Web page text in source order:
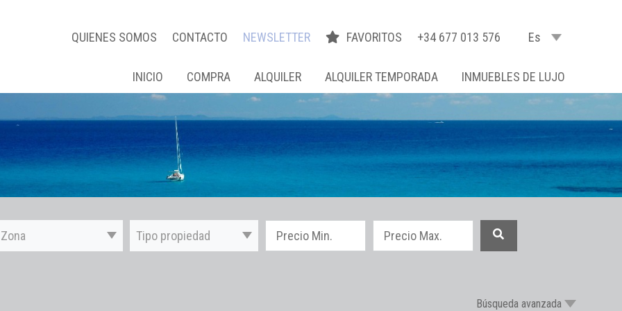
QUIENES SOMOS CONTACTO NEWSLETTER FAVORITOS +34 677 013 576 Es
INICIO COMPRA ALQUILER ALQUILER TEMPORADA INMUEBLES DE LUJO
Zona Tipo propiedad
Búsqueda avanzada